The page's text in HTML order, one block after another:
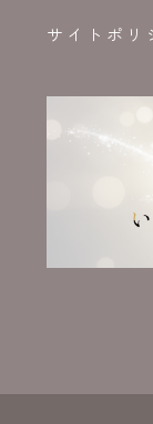
サイトポリ